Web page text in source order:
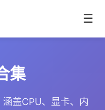
☰
集
盖CPU、显卡、内